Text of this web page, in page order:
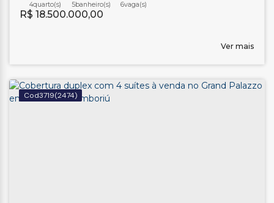
Camboriú
R$ 18.500.000,00
4 5banheiro(s) 6
Ver mais
3719(2474)